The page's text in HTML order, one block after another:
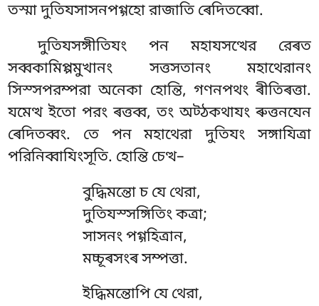
তস্মা দুতিযসাসনপগ্গহো রাজাতি ৰেদিতব্বো.
দুতিযসঙ্গীতিযং পন মহাযসত্থের রেৰত
সব্বকামিপ্পমুখানং সত্তসতানং মহাথেরানং
সিস্সপরম্পরা অনেকা হোন্তি, গণনপথং ৰীতিৰত্তা.
যমেত্থ ইতো পরং ৰত্তব্ব, তং অট্ঠকথাযং ৰুত্তনযেন
ৰেদিতব্বং. তে পন মহাথেরা দুতিযং সঙ্গাযিত্ৰা
পরিনিব্বাযিংসূতি. হোন্তি চেত্থ–
বুদ্ধিমন্তো চ যে থেরা,
দুতিযস্সঙ্গিতিং কত্ৰা;
সাসনং পগ্গহিত্ৰান,
মচ্চূৰসংৰ সম্পত্তা.
ইদ্ধিমন্তোপি যে থেরা,